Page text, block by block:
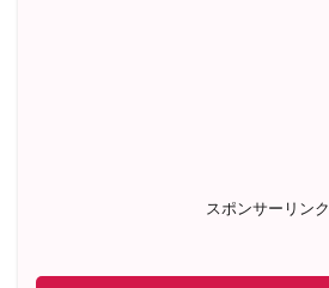
スポンサーリンク